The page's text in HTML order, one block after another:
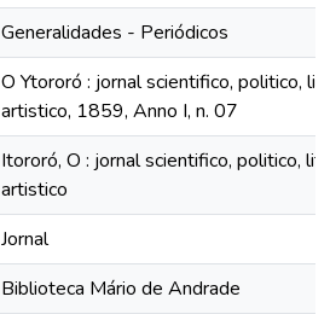
Generalidades - Periódicos
O Ytororó : jornal scientifico, politico,
artistico, 1859, Anno I, n. 07
Itororó, O : jornal scientifico, politico,
artistico
Jornal
Biblioteca Mário de Andrade